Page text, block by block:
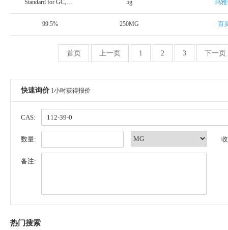
Standard for GC,≥98.0%(GC) 5g 玛
99.5% 250MG 百
首页 上一页 1 2 3 下一页
快速询价 1小时获得报价
CAS:
数量:
备注:
热门搜索